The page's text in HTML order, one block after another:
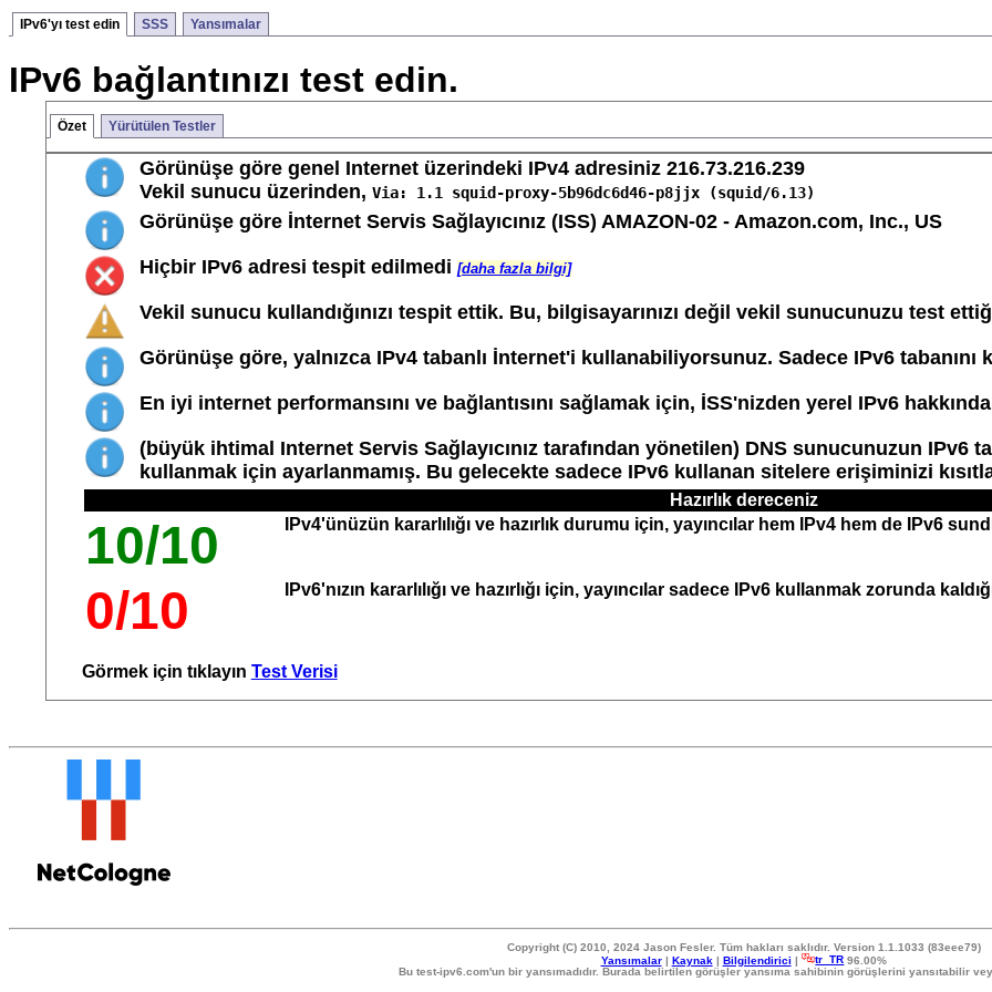
IPv6'yı test edin SSS Yansımalar
IPv6 bağlantınızı test edin.
Özet Yürütülen Testler
Görünüşe göre genel Internet üzerindeki IPv4 adresiniz 216.73.216.239
Vekil sunucu üzerinden, Via: 1.1 squid-proxy-5b96dc6d46-p8jjx (squid/6.13)
Görünüşe göre İnternet Servis Sağlayıcınız (ISS) AMAZON-02 - Amazon.com, Inc., US
Hiçbir IPv6 adresi tespit edilmedi [daha fazla bilgi]
Vekil sunucu kullandığınızı tespit ettik. Bu, bilgisayarınızı değil vekil sunucunuzu test
Görünüşe göre, yalnızca IPv4 tabanlı İnternet'i kullanabiliyorsunuz. Sadece IPv6
En iyi internet performansını ve bağlantısını sağlamak için, İSS'nizden yerel IPv6
(büyük ihtimal Internet Servis Sağlayıcınız tarafından yönetilen) DNS sunucunuzun IPv6
kullanmak için ayarlanmamış. Bu gelecekte sadece IPv6 kullanan sitelere erişiminizi
Hazırlık dereceniz
10/10 IPv4'ünüzün kararlılığı ve hazırlık durumu için, yayıncılar hem IPv4 hem de IPv6
0/10 IPv6'nızın kararlılığı ve hazırlığı için, yayıncılar sadece IPv6 kullanmak zorunda
Görmek için tıklayın Test Verisi
Copyright (C) 2010, 2024 Jason Fesler. Tüm hakları saklıdır. Version 1.1.1033 (83eee79)
Yansımalar| Kaynak| Bilgilendirici | tr_TR 96.00%
Bu test-ipv6.com'un bir yansımadıdır. Burada belirtilen görüşler yansıma sahibinin görüşlerini yansıtabilir